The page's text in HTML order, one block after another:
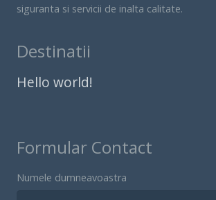
siguranta si servicii de inalta calitate.
Destinatii
Hello world!
Formular Contact
Numele dumneavoastra